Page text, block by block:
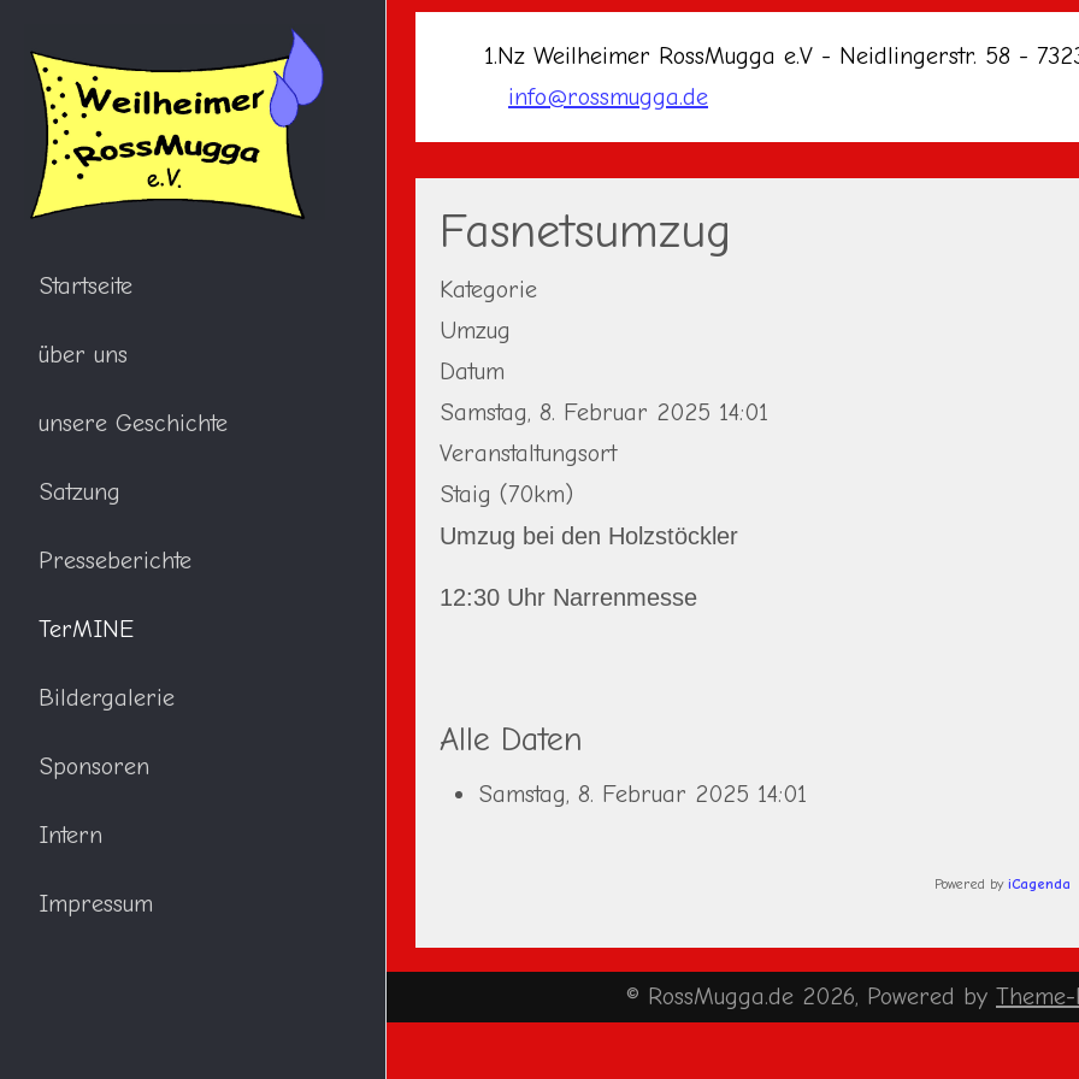
Startseite
über uns
unsere Geschichte
Satzung
Presseberichte
TerMINE
Bildergalerie
Sponsoren
Intern
Impressum
1.Nz Weilheimer RossMugga e.V - Neidlingerstr. 58 -
info@rossmugga.de
Fasnetsumzug
Kategorie
Umzug
Datum
Samstag, 8. Februar 2025 14:01
Veranstaltungsort
Staig (70km)
Umzug bei den Holzstöckler
12:30 Uhr Narrenmesse
Alle Daten
Samstag, 8. Februar 2025 14:01
Powered by iCagenda
© RossMugga.de 2026, Powered by